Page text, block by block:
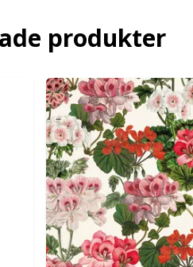
produkter